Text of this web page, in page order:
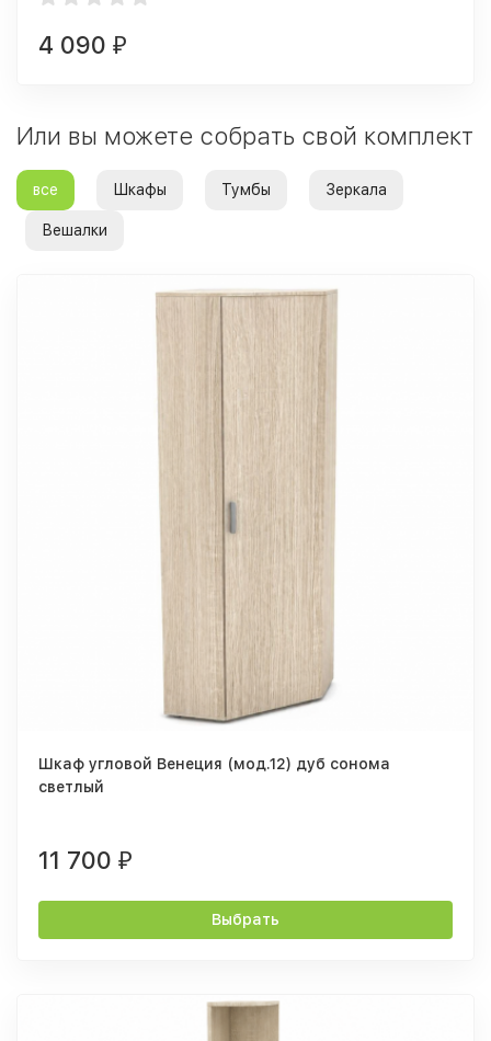
4 090 ₽
Или вы можете собрать свой комплект
все Шкафы Тумбы Зеркала
Вешалки
Шкаф угловой Венеция (мод.12) дуб сонома
светлый
11 700 ₽
Выбрать